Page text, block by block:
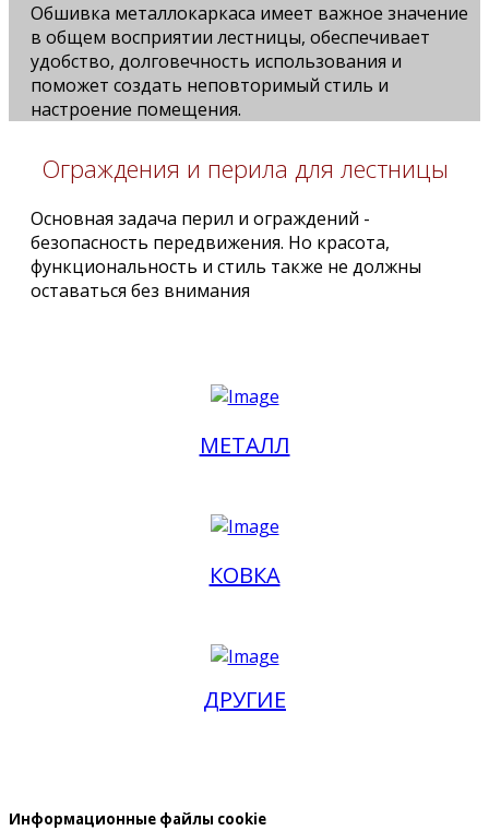
Обшивка металлокаркаса имеет важное значение
в общем восприятии лестницы, обеспечивает
удобство, долговечность использования и
поможет создать неповторимый стиль и
настроение помещения.
Ограждения и перила для лестницы
Основная задача перил и ограждений -
безопасность передвижения. Но красота,
функциональность и стиль также не должны
оставаться без внимания
МЕТАЛЛ
КОВКА
ДРУГИЕ
Информационные файлы cookie